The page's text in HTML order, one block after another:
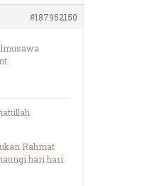
#187952150
Rahmat
hari hari